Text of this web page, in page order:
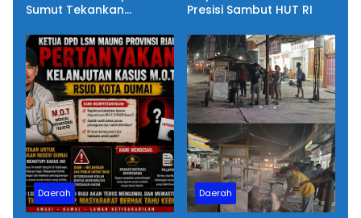
Sumut Tekankan
Presisi Sambut HUT RI
Daerah Daerah